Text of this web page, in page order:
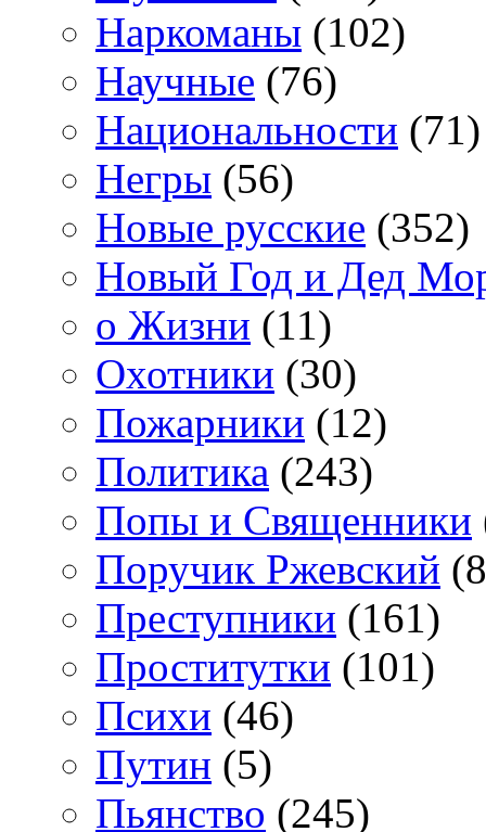
Наркоманы (102)
Научные (76)
Национальности (71)
Негры (56)
Новые русские (352)
Новый Год и Дед
о Жизни (11)
Охотники (30)
Пожарники (12)
Политика (243)
Попы и Священники
Поручик Ржевский
Преступники (161)
Проститутки (101)
Психи (46)
Путин (5)
Пьянство (245)